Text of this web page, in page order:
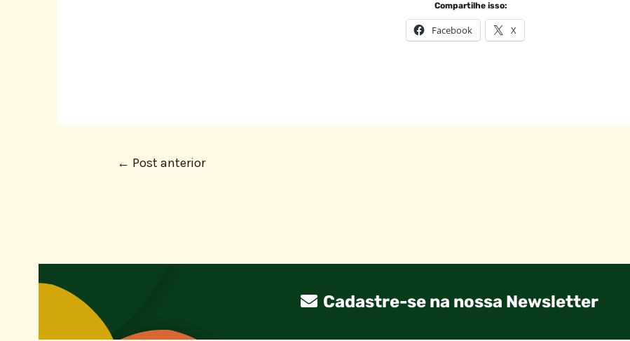
Compartilhe isso:
Facebook X
← Post anterior
Cadastre-se na nossa Newsletter